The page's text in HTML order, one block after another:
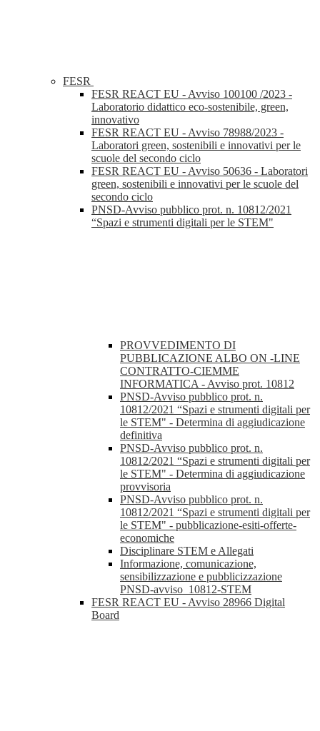
FESR
FESR REACT EU - Avviso 100100 /2023 -
Laboratorio didattico eco-sostenibile, green,
innovativo
FESR REACT EU - Avviso 78988/2023 -
Laboratori green, sostenibili e innovativi per le
scuole del secondo ciclo
FESR REACT EU - Avviso 50636 - Laboratori
green, sostenibili e innovativi per le scuole del
secondo ciclo
PNSD-Avviso pubblico prot. n. 10812/2021
“Spazi e strumenti digitali per le STEM"
PROVVEDIMENTO DI
PUBBLICAZIONE ALBO ON -LINE
CONTRATTO-CIEMME
INFORMATICA - Avviso prot. 10812
PNSD-Avviso pubblico prot. n.
10812/2021 “Spazi e strumenti digitali per
le STEM" - Determina di aggiudicazione
definitiva
PNSD-Avviso pubblico prot. n.
10812/2021 “Spazi e strumenti digitali per
le STEM" - Determina di aggiudicazione
provvisoria
PNSD-Avviso pubblico prot. n.
10812/2021 “Spazi e strumenti digitali per
le STEM" - pubblicazione-esiti-offerte-
economiche
Disciplinare STEM e Allegati
Informazione, comunicazione,
sensibilizzazione e pubblicizzazione
PNSD-avviso_10812-STEM
FESR REACT EU - Avviso 28966 Digital
Board